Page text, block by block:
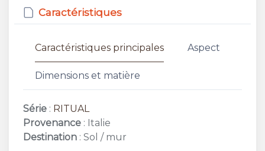
Caractéristiques
Caractéristiques principales Aspect
Dimensions et matière
Série : RITUAL
Provenance : Italie
Destination : Sol / mur